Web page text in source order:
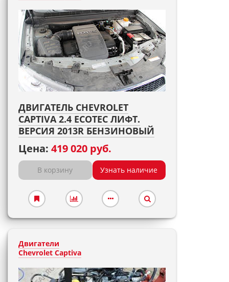
ДВИГАТЕЛЬ CHEVROLET
CAPTIVA 2.4 ECOTEC ЛИФТ.
ВЕРСИЯ 2013R БЕНЗИНОВЫЙ
Цена: 419 020 руб.
В корзину Узнать наличие
Двигатели
Chevrolet Captiva